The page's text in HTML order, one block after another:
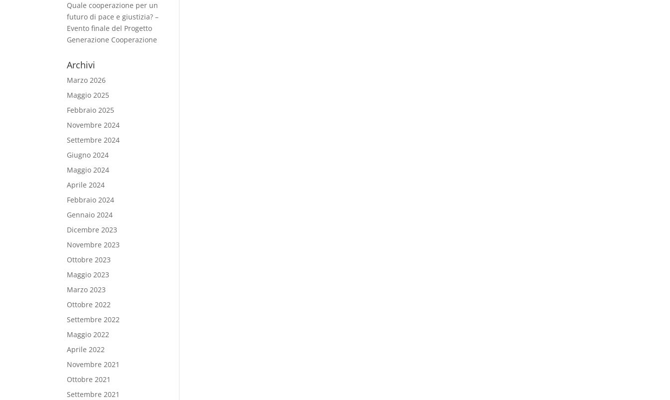
Quale cooperazione per un
futuro di pace e giustizia? –
Evento finale del Progetto
Generazione Cooperazione
Archivi
Marzo 2026
Maggio 2025
Febbraio 2025
Novembre 2024
Settembre 2024
Giugno 2024
Maggio 2024
Aprile 2024
Febbraio 2024
Gennaio 2024
Dicembre 2023
Novembre 2023
Ottobre 2023
Maggio 2023
Marzo 2023
Ottobre 2022
Settembre 2022
Maggio 2022
Aprile 2022
Novembre 2021
Ottobre 2021
Settembre 2021